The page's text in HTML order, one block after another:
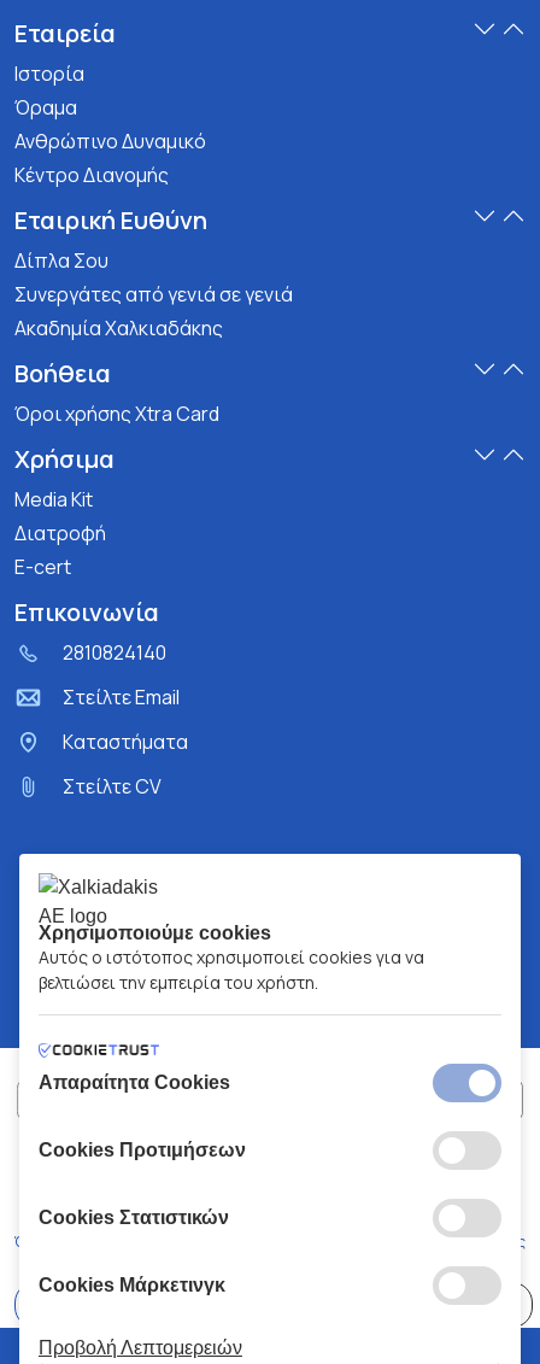
Εταιρεία
Ιστορία
Όραμα
Ανθρώπινο Δυναμικό
Κέντρο Διανομής
Εταιρική Ευθύνη
Δίπλα Σου
Συνεργάτες από γενιά σε γενιά
Ακαδημία Χαλκιαδάκης
Βοήθεια
Όροι χρήσης Xtra Card
Χρήσιμα
Media Kit
Διατροφή
E-cert
Επικοινωνία
2810824140
Στείλτε Email
Kαταστήματα
Στείλτε CV
ΧΑΛΚΙΑΔΑΚΗΣ Α.Ε.
Όροι και Προϋποθέσεις Κώδικας Δεοντολογίας
Χρησιμοποιούμε cookies
Αυτός ο ιστότοπος χρησιμοποιεί cookies για να
βελτιώσει την εμπειρία του χρήστη.
Απαραίτητα Cookies
Cookies Προτιμήσεων
Cookies Στατιστικών
Cookies Μάρκετινγκ
Προβολή Λεπτομερειών